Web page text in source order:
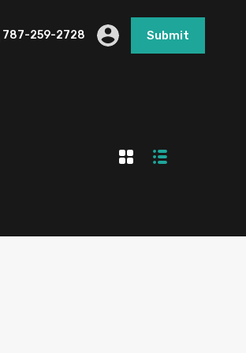
787-259-2728 Submit